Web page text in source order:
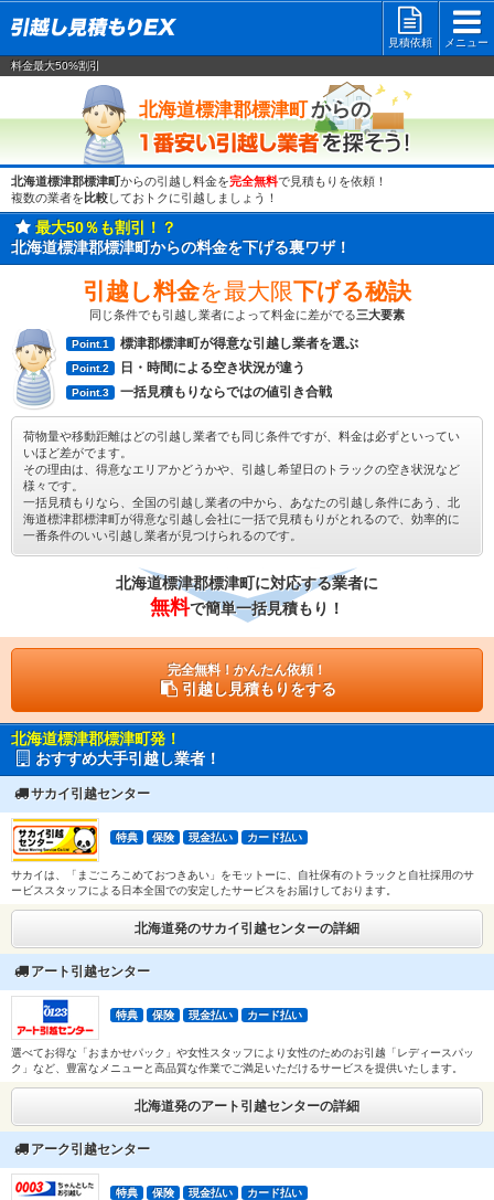
見積依頼
メニュー
料金最大50%割引
北海道標津郡標津町からの
北海道標津郡標津町からの引越し料金を完全無料で見積もりを依頼！
複数の業者を 比較しておトクに引越しましょう！
最大50％も割引！？
北海道標津郡標津町からの料金を下げる裏ワザ！
引越し料金を最大限下げる秘訣
同じ条件でも引越し業者によって料金に差がでる三大要素
Point.1 標津郡標津町が得意な引越し業者を選ぶ
Point.2 日・時間による空き状況が違う
Point.3 一括見積もりならではの値引き合戦
荷物量や移動距離はどの引越し業者でも同じ条件ですが、料金は必ずといってい
いほど差がでます。
その理由は、得意なエリアかどうかや、引越し希望日のトラックの空き状況など
様々です。
一括見積もりなら、全国の引越し業者の中から、あなたの引越し条件にあう、北
海道標津郡標津町が得意な引越し会社に一括で見積もりがとれるので、効率的に
一番条件のいい引越し業者が見つけられるのです。
北海道標津郡標津町に対応する業者に
無料で簡単一括見積もり！
完全無料！かんたん依頼！
引越し見積もりをする
北海道標津郡標津町発！
おすすめ大手引越し業者！
サカイ引越センター
特典 保険 現金払い カード払い
サカイは、「まごころこめておつきあい」をモットーに、自社保有のトラックと自社採用のサ
ービススタッフによる日本全国での安定したサービスをお届けしております。
北海道発のサカイ引越センターの詳細
アート引越センター
特典 保険 現金払い カード払い
選べてお得な「おまかせパック」や女性スタッフにより女性のためのお引越「レディースパッ
ク」など、豊富なメニューと高品質な作業でご満足いただけるサービスを提供いたします。
北海道発のアート引越センターの詳細
アーク引越センター
特典 保険 現金払い カード払い